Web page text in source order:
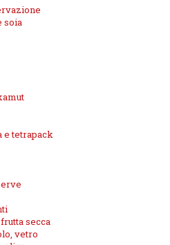
soia
e tetrapack
secca
vetro